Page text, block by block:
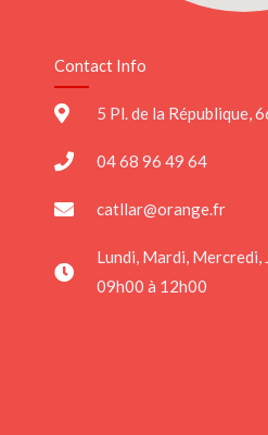
Contact Info
5 Pl. de la République,
04 68 96 49 64
catllar@orange.fr
Lundi, Mardi, Mercredi,
09h00 à 12h00